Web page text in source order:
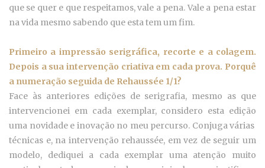
que se quer e que respeitamos, vale a pena. Vale a pena estar
na vida mesmo sabendo que esta tem um fim.
Primeiro a impressão serigráfica, recorte e a colagem.
Depois a sua intervenção criativa em cada prova. Porquê
a numeração seguida de Rehaussée 1/1?
Face às anteriores edições de serigrafia, mesmo as que
intervencionei em cada exemplar, considero esta edição
uma novidade e inovação no meu percurso. Conjuga várias
técnicas e, na intervenção rehaussée, em vez de seguir um
modelo, dediquei a cada exemplar uma atenção muito